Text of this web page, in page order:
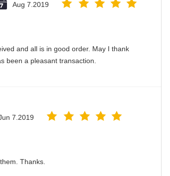
Aug 7.2019
and all is in good order. May I thank
been a pleasant transaction.
7.2019
Thanks.